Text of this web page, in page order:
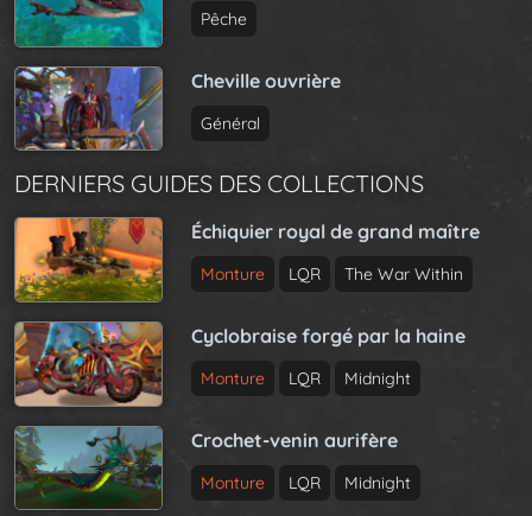
Pêche
Cheville ouvrière
Général
DERNIERS GUIDES DES COLLECTIONS
Échiquier royal de grand maître
Monture LQR The War Within
Cyclobraise forgé par la haine
Monture LQR Midnight
Crochet-venin aurifère
Monture LQR Midnight